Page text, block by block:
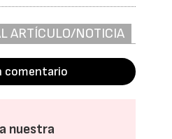
ARTÍCULO/NOTICIA
comentario
nuestra